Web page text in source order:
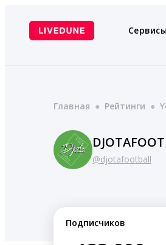
содержимому
Сервисы
Главная ● Рейтинги ●
@djotafootball
Подписчиков